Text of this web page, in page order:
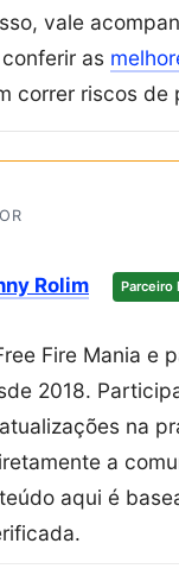
vale
as
correr riscos de
Rolim Parceiro
Fire Mania e
2018.
na
a
aqui é